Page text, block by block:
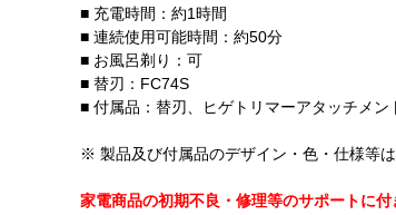
■ 充電時間：約1時間
■ 連続使用可能時間：約50分
■ お風呂剃り：可
■ 替刃：FC74S
■ 付属品：替刃、ヒゲトリマーアタッチメ
※ 製品及び付属品のデザイン・色・仕様等
家電商品の初期不良・修理等のサポートに